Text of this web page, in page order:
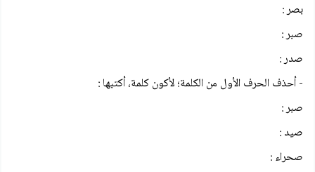
بصر :
صبر :
صدر :
- أحذف الحرف الأول من الكلمة؛ لأكون كلمة، أكتبها :
صبر :
صيد :
صحراء :